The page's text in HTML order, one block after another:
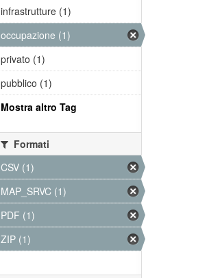
infrastrutture (1)
occupazione (1)
privato (1)
pubblico (1)
Mostra altro Tag
Formati
CSV (1)
MAP_SRVC (1)
PDF (1)
ZIP (1)